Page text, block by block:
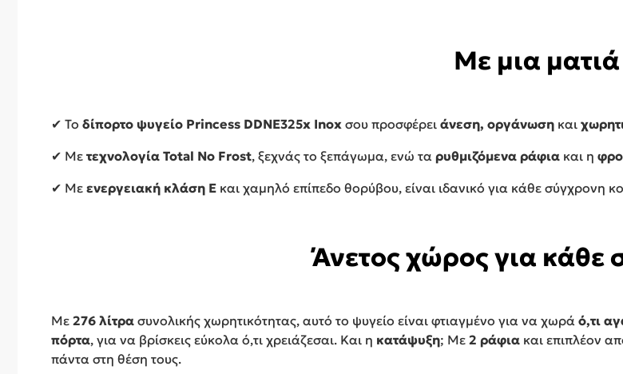
Με μια ματιά
✔ Το δίπορτο ψυγείο Princess DDNE325x Inox σου προσφέρει άνεση, οργάνωση και
✔ Με τεχνολογία Total No Frost, ξεχνάς το ξεπάγωμα, ενώ τα ρυθμιζόμενα ράφια και η
✔ Με ενεργειακή κλάση E και χαμηλό επίπεδο θορύβου, είναι ιδανικό για κάθε σύγχρονη
Άνετος χώρος για κάθε
Με 276 λίτρα συνολικής χωρητικότητας, αυτό το ψυγείο είναι φτιαγμένο για να χωρά ό,τι
πόρτα, για να βρίσκεις εύκολα ό,τι χρειάζεσαι. Και η κατάψυξη; Με 2 ράφια και επιπλέον
πάντα στη θέση τους.